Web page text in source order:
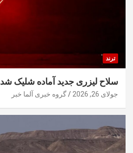
ترند
سلاح لیزری جدید آماده شلیک شد
جولای 26, 2026 گروه خبری آلما خبر